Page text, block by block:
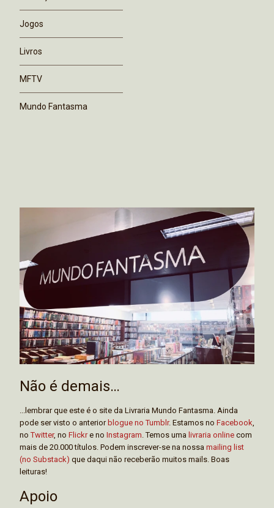
Jogos
Livros
MFTV
Mundo Fantasma
Não é demais…
...lembrar que este é o site da Livraria Mundo Fantasma. Ainda
pode ser visto o anterior blogue no Tumblr. Estamos no Facebook
noTwitter, no Flickre no Instagram . Temos uma livraria online com
mais de 20.000 títulos. Podem inscrever-se na nossa mailing list
(no Substack) que daqui não receberão muitos mails. Boas
leituras!
Apoio